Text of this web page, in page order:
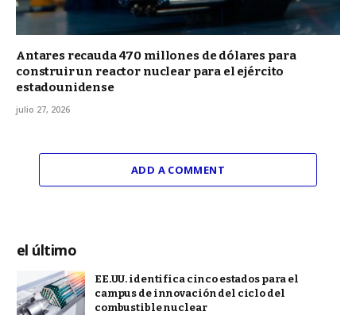
Antares recauda 470 millones de dólares para
construir un reactor nuclear para el ejército
estadounidense
julio 27, 2026
ADD A COMMENT
el último
EE.UU. identifica cinco estados para el
campus de innovación del ciclo del
combustible nuclear